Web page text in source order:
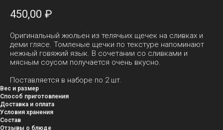
450,00 ₽
Оригинальный жюльен из телячьих щечек на сливках и
деми глясе. Томленые щечки по текстуре напоминают
нежный говяжий язык. В сочетании со сливками и
мясным соусом получается очень вкусно.
Поставляется в наборе по 2 шт.
Вес и размер
Способ приготовления
Доставка и оплата
Условия хранения
Состав
Отзывы о блюде